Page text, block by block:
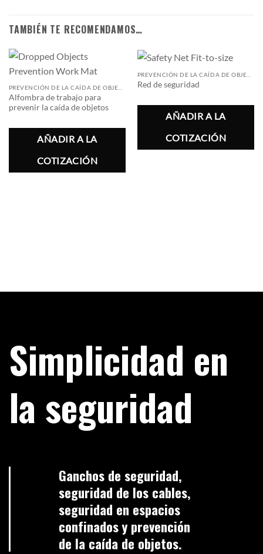
TAMBIÉN TE RECOMENDAMOS…
Alfombra de trabajo para
prevenir la caída de objetos
AÑADIR A LA
COTIZACIÓN
Red de seguridad
AÑADIR A LA
COTIZACIÓN
Simplicidad en
la seguridad
Ganchos de seguridad,
seguridad de los cables,
seguridad en espacios
confinados y prevención
de la caída de objetos.